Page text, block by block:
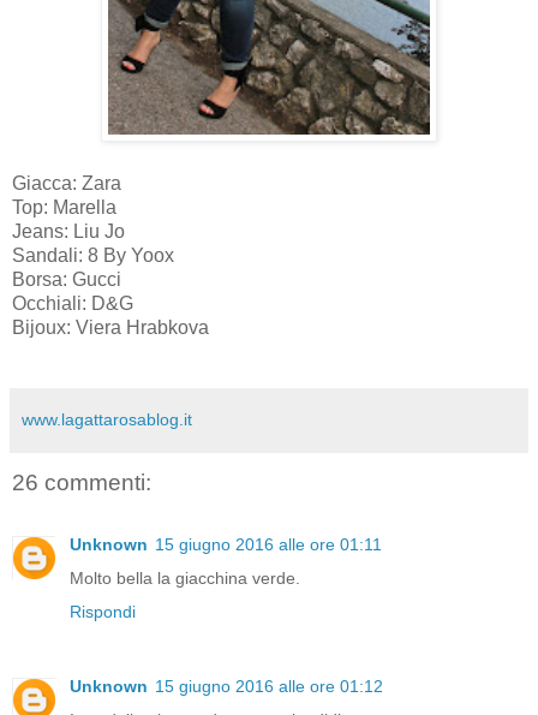
Giacca: Zara
Top: Marella
Jeans: Liu Jo
Sandali: 8 By Yoox
Borsa: Gucci
Occhiali: D&G
Bijoux: Viera Hrabkova
www.lagattarosablog.it
26 commenti:
Unknown 15 giugno 2016 alle ore 01:11
Molto bella la giacchina verde.
Rispondi
Unknown 15 giugno 2016 alle ore 01:12